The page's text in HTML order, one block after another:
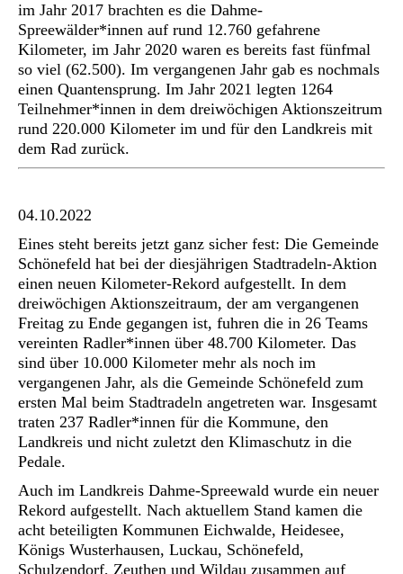
im Jahr 2017 brachten es die Dahme-
Spreewälder*innen auf rund 12.760 gefahrene
Kilometer, im Jahr 2020 waren es bereits fast fünfmal
so viel (62.500). Im vergangenen Jahr gab es nochmals
einen Quantensprung. Im Jahr 2021 legten 1264
Teilnehmer*innen in dem dreiwöchigen Aktionszeitrum
rund 220.000 Kilometer im und für den Landkreis mit
dem Rad zurück.
04.10.2022
Eines steht bereits jetzt ganz sicher fest: Die Gemeinde
Schönefeld hat bei der diesjährigen Stadtradeln-Aktion
einen neuen Kilometer-Rekord aufgestellt. In dem
dreiwöchigen Aktionszeitraum, der am vergangenen
Freitag zu Ende gegangen ist, fuhren die in 26 Teams
vereinten Radler*innen über 48.700 Kilometer. Das
sind über 10.000 Kilometer mehr als noch im
vergangenen Jahr, als die Gemeinde Schönefeld zum
ersten Mal beim Stadtradeln angetreten war. Insgesamt
traten 237 Radler*innen für die Kommune, den
Landkreis und nicht zuletzt den Klimaschutz in die
Pedale.
Auch im Landkreis Dahme-Spreewald wurde ein neuer
Rekord aufgestellt. Nach aktuellem Stand kamen die
acht beteiligten Kommunen Eichwalde, Heidesee,
Königs Wusterhausen, Luckau, Schönefeld,
Schulzendorf, Zeuthen und Wildau zusammen auf